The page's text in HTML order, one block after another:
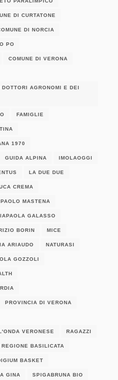
DI CURTATONE
DI NORCIA
PO
COMUNE DI VERONA
AGRONOMI E DEI
FAMIGLIE
1970
GUIDA ALPINA IMOLAOGGI
LA DUE DUE
CREMA
MASTENA
GALASSO
BORIN MICE
ARIAUDO NATURASI
GOZZOLI
PROVINCIA DI VERONA
VERONESE RAGAZZI
REGIONE BASILICATA
BASKET
GINA SPIGABRUNA BIO